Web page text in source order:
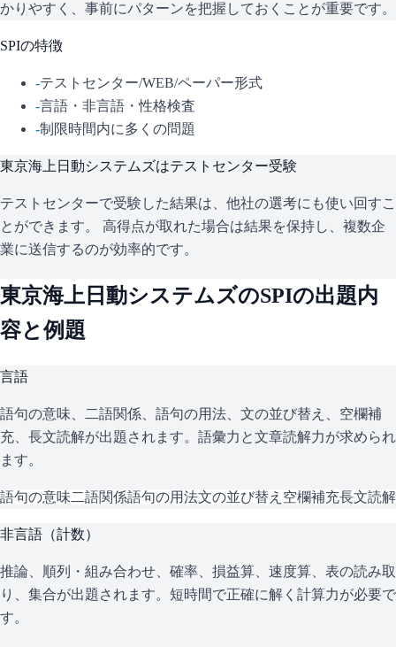
かりやすく、事前にパターンを把握しておくことが重要です。
SPIの特徴
-テストセンター/WEB/ペーパー形式
-言語・非言語・性格検査
-制限時間内に多くの問題
東京海上日動システムズはテストセンター受験
テストセンターで受験した結果は、他社の選考にも使い回すこ
とができます。 高得点が取れた場合は結果を保持し、複数企
業に送信するのが効率的です。
東京海上日動システムズのSPIの出題内
容と例題
言語
語句の意味、二語関係、語句の用法、文の並び替え、空欄補
充、長文読解が出題されます。語彙力と文章読解力が求められ
ます。
語句の意味二語関係語句の用法文の並び替え 空欄補充長文読解
非言語（計数）
推論、順列・組み合わせ、確率、損益算、速度算、表の読み取
り、集合が出題されます。短時間で正確に解く計算力が必要で
す。